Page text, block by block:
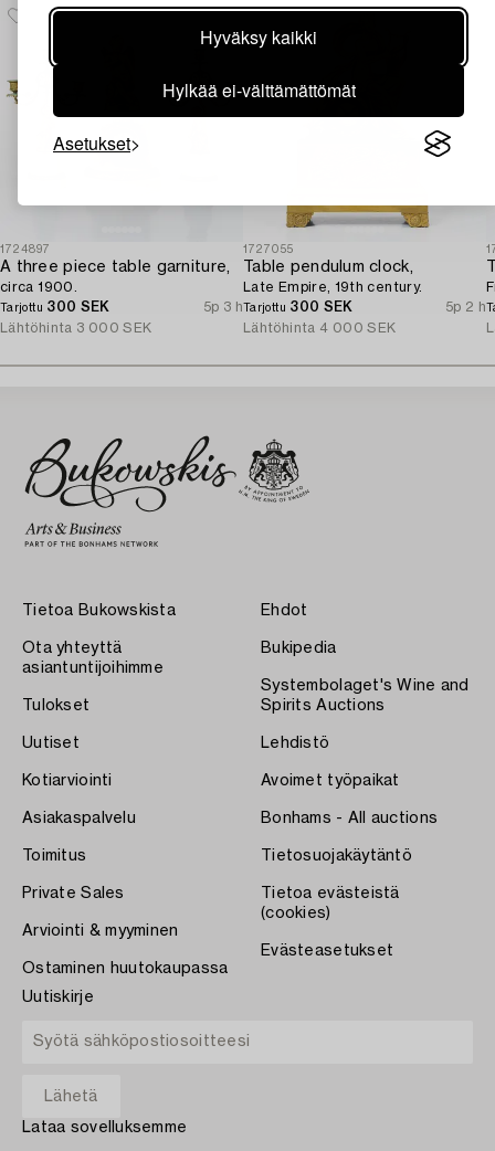
Hyväksy kaikki
Hylkää ei-välttämättömät
Asetukset
1724897
A three piece table garniture,
circa 1900.
Tarjottu 300 SEK
5p 3 h
Lähtöhinta 3 000 SEK
1727055
Table pendulum clock,
Late Empire, 19th century.
Tarjottu 300 SEK
5p 2 h
Lähtöhinta 4 000 SEK
Tietoa Bukowskista
Ota yhteyttä
asiantuntijoihimme
Tulokset
Uutiset
Kotiarviointi
Asiakaspalvelu
Toimitus
Private Sales
Arviointi & myyminen
Ostaminen huutokaupassa
Ehdot
Bukipedia
Systembolaget's Wine and
Spirits Auctions
Lehdistö
Avoimet työpaikat
Bonhams - All auctions
Tietosuojakäytäntö
Tietoa evästeistä
(cookies)
Evästeasetukset
Uutiskirje
Lataa sovelluksemme